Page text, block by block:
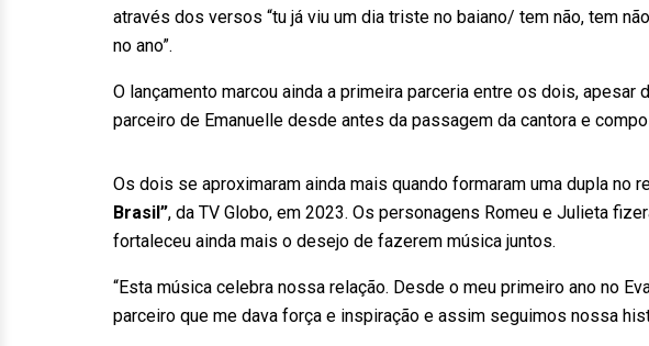
através dos versos “tu já viu um dia triste no baiano/ tem não, tem
no ano”.
O lançamento marcou ainda a primeira parceria entre os dois,
parceiro de Emanuelle desde antes da passagem da cantora e
Os dois se aproximaram ainda mais quando formaram uma dupla no
Brasil”, da TV Globo, em 2023. Os personagens Romeu e Julieta
fortaleceu ainda mais o desejo de fazerem música juntos.
“Esta música celebra nossa relação. Desde o meu primeiro ano no
parceiro que me dava força e inspiração e assim seguimos nossa